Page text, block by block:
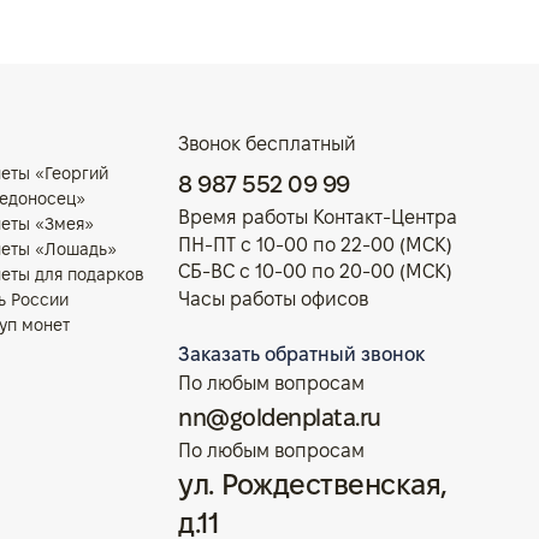
«Георгий
«Змея»
«Лошадь»
для подарков
России
монет
Звонок бесплатный
8 987 552 09 99
Время работы Контакт-Центра
ПН-ПТ с 10-00 по 22-00 (МСК)
СБ-ВС с 10-00 по 20-00 (МСК)
Часы работы офисов
Заказать обратный звонок
По любым вопросам
nn@goldenplata.ru
По любым вопросам
ул. Рождественская,
д.11